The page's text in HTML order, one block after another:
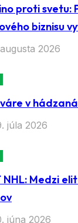
proti svetu:
biznisu
2026
v
júla 2026
NHL: Medzi
júna 2026